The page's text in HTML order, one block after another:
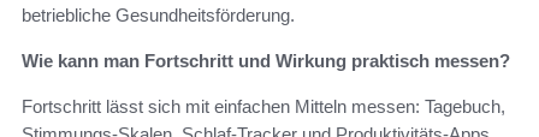
betriebliche Gesundheitsförderung.
Wie kann man Fortschritt und Wirkung praktisch messen?
Fortschritt lässt sich mit einfachen Mitteln messen: Tagebuch,